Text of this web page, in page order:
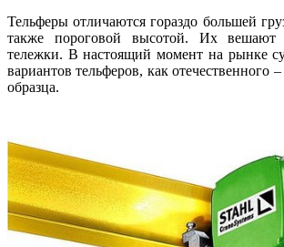
Тельферы отличаются гораздо большей
также пороговой высотой. Их вешают
тележки. В настоящий момент на рынке
вариантов тельферов, как отечественного
образца.